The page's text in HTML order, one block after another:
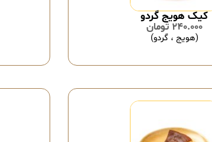
کیک هویج گردو
240.000 تومان
(هویج ، گردو)